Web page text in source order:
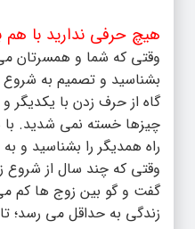
هیچ حرفی ندارید با هم
وقتی که شما و همسرتان
بشناسید و تصمیم به
گاه از حرف زدن با یکدیگر
چیزها خسته نمی شدید. با
راه همدیگر را بشناسید و
وقتی که چند سال از شروع
گفت و گو بین زوج ها کم
زندگی به حداقل می رسد؛